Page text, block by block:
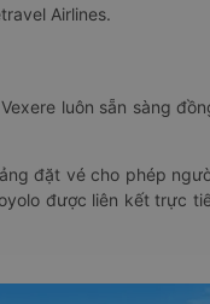
Airlines.
luôn sẵn sàng
đặt vé cho phép
được liên kết trực